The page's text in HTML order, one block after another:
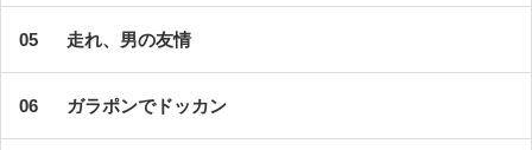
走れ、男の友情
ガラポンでドッカン